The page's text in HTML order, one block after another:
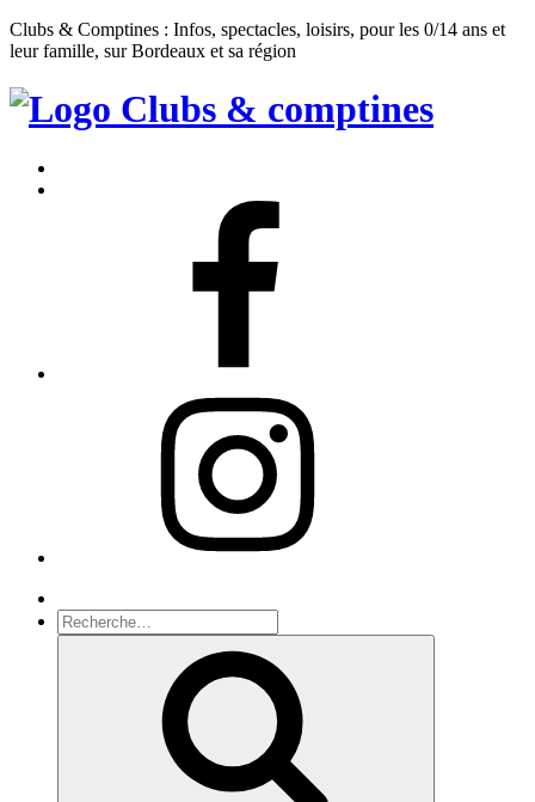
Clubs & Comptines : Infos, spectacles, loisirs, pour les 0/14 ans et
leur famille, sur Bordeaux et sa région
Clubs
Comptines
Recherche
pour